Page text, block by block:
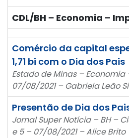
CDL/BH – Economia –
Comércio da capital
1,71 bi com o Dia dos Pais
Estado de Minas – Economia
07/08/2021 – Gabriela Leão
Presentão de Dia dos
Jornal Super Notícia – BH –
e 5 – 07/08/2021 – Alice Brito